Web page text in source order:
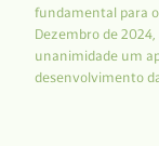
fundamental para
Dezembro de
unanimidade um
desenvolvimento